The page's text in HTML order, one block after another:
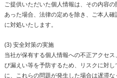
ご提供いただいた個人情報は、その内容
あった場合、法律の定めを除き、ご本人
に対処いたします。
(3) 安全対策の実施
当社が保有する個人情報への不正アクセ
び漏えい等を予防するため、リスクに対
に、これらの問題が発生した場合は遅滞な